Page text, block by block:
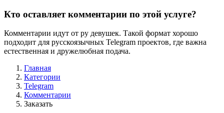
Кто оставляет комментарии по этой услуге?
Комментарии идут от ру девушек. Такой формат хорошо
подходит для русскоязычных Telegram проектов, где важна
естественная и дружелюбная подача.
Главная
Категории
Telegram
Комментарии
Заказать